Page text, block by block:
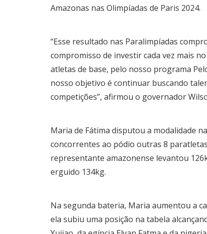
Amazonas nas Olimpíadas de Paris 2024.
“Esse resultado nas Paralimpíadas
compromisso de investir cada vez mais
atletas de base, pelo nosso programa
nosso objetivo é continuar buscando
competições”, afirmou o governador
Maria de Fátima disputou a modalidade
concorrentes ao pódio outras 8
representante amazonense levantou
erguido 134kg.
Na segunda bateria, Maria aumentou a
ela subiu uma posição na tabela